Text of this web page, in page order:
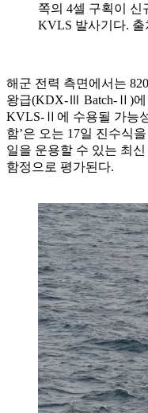
쪽의 4셀 구획이
KVLS 발사기다. 출
해군 전력 측면에서는
왕급(KDX-Ⅲ Batch-Ⅱ)에
KVLS-Ⅱ에 수용될 가능
함’은 오는 17일 진수식
일을 운용할 수 있는 최
함정으로 평가된다.